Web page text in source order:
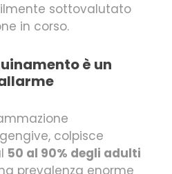
sottovalutato
in corso.
è un
colpisce
50 al 90% degli adulti
prevalenza enorme